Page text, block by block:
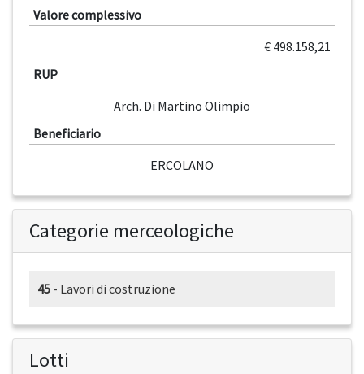
Valore complessivo
€ 498.158,21
RUP
Arch. Di Martino Olimpio
Beneficiario
ERCOLANO
Categorie merceologiche
45 - Lavori di costruzione
Lotti